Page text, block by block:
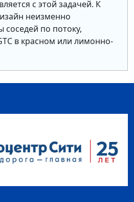
с этой задачей. К
неизменно
соседей по потоку,
в красном или лимонно-